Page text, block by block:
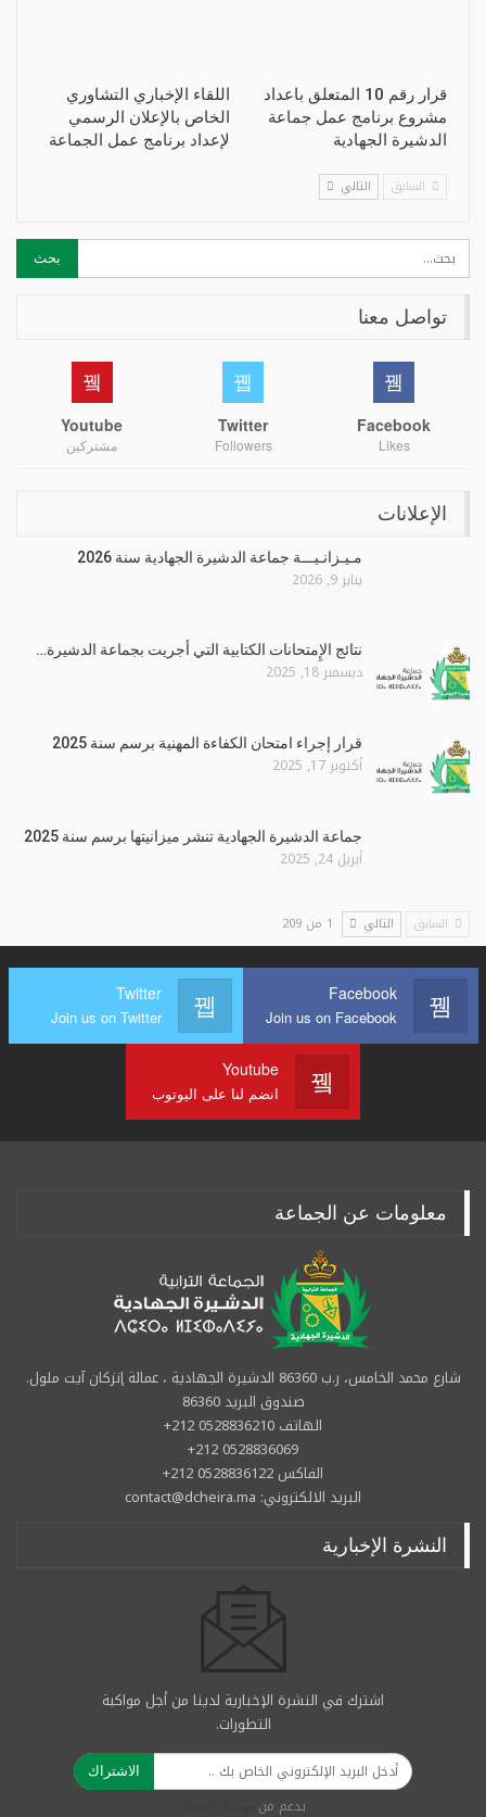
قرار رقم 10 المتعلق باعداد
مشروع برنامج عمل جماعة
الدشيرة الجهادية
اللقاء الإخباري التشاوري
الخاص بالإعلان الرسمي
لإعداد برنامج عمل الجماعة
السابق التالي
تواصل معنا
Facebook
Likes
Twitter
Followers
Youtube
مشتركين
الإعلانات
مـيـزانـيـــة جماعة الدشيرة الجهادية سنة 2026
يناير 9, 2026
نتائج الإِمتحانات الكتابية التي أجريت بجماعة الدشيرة…
ديسمبر 18, 2025
قرار إجراء امتحان الكفاءة المهنية برسم سنة 2025
أكتوبر 17, 2025
جماعة الدشيرة الجهادية تنشر ميزانيتها برسم سنة 2025
أبريل 24, 2025
السابق التالي 1 من 209
Facebook
Join us on Facebook
Twitter
Join us on Twitter
Youtube
انضم لنا على اليوتوب
معلومات عن الجماعة
شارع محمد الخامس، ر.ب 86360 الدشيرة الجهادية ، عمالة إنزكان آيت ملول.
صندوق البريد 86360
الهاتف 0528836210 212+
0528836069 212+
الفاكس 0528836122 212+
البريد الالكتروني: contact@dcheira.ma
النشرة الإخبارية
اشترك في النشرة الإخبارية لدينا من أجل مواكبة
التطورات.
الاشتراك
بدعم من